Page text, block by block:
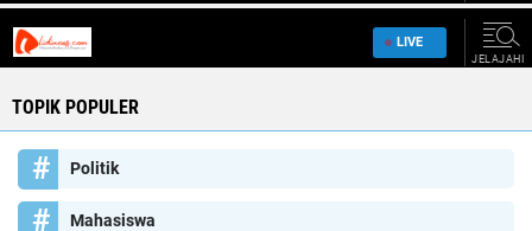
TOPIK POPULER
Politik
Mahasiswa